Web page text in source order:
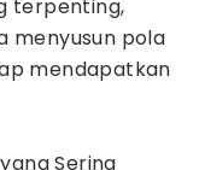
terpenting,
menyusun pola
mendapatkan
Sering